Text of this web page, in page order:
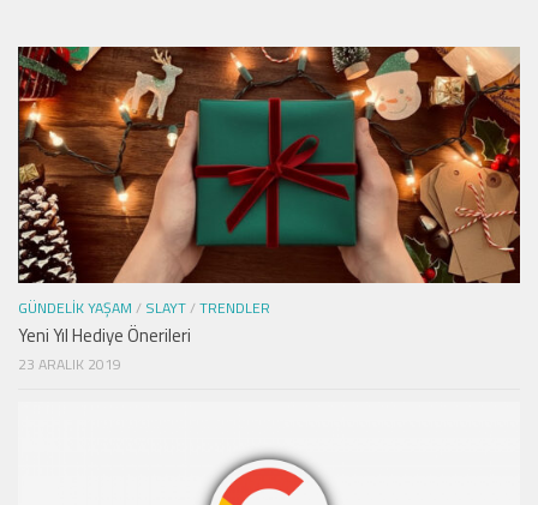
GÜNDELIK YAŞAM / SLAYT/TRENDLER
Yeni Yıl Hediye Önerileri
23 ARALIK 2019